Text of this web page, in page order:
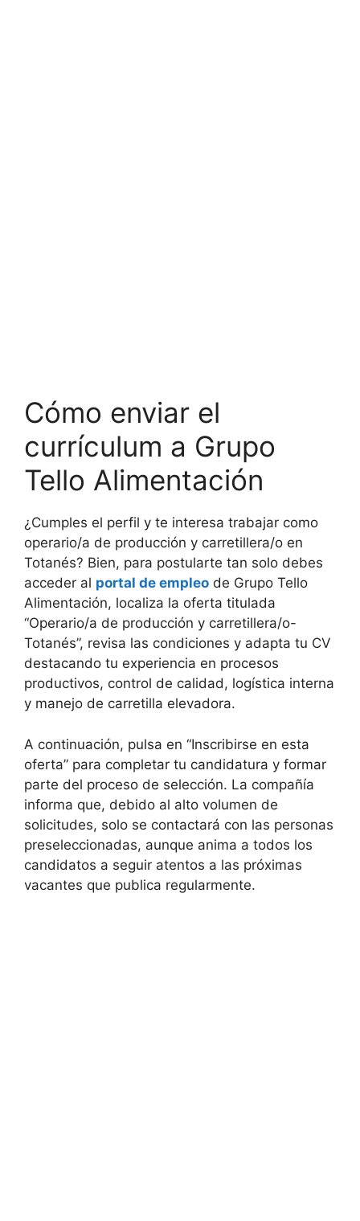
Cómo enviar el
currículum a Grupo
Tello Alimentación
¿Cumples el perfil y te interesa trabajar como
operario/a de producción y carretillera/o en
Totanés? Bien, para postularte tan solo debes
acceder al portal de empleo de Grupo Tello
Alimentación, localiza la oferta titulada
“Operario/a de producción y carretillera/o-
Totanés”, revisa las condiciones y adapta tu CV
destacando tu experiencia en procesos
productivos, control de calidad, logística interna
y manejo de carretilla elevadora.
A continuación, pulsa en “Inscribirse en esta
oferta” para completar tu candidatura y formar
parte del proceso de selección. La compañía
informa que, debido al alto volumen de
solicitudes, solo se contactará con las personas
preseleccionadas, aunque anima a todos los
candidatos a seguir atentos a las próximas
vacantes que publica regularmente.